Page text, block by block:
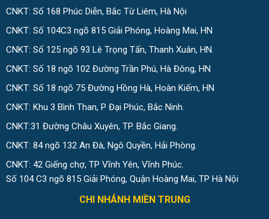
CNKT: Số 168 Phúc Diễn, Bắc Từ Liêm, Hà Nội
CNKT: Số 104C3 ngõ 815 Giải Phóng, Hoàng Mai, HN
CNKT: Số 125 ngõ 93 Lê Trọng Tấn, Thanh Xuân, HN.
CNKT: Số 18 ngõ 102 Đường Trần Phú, Hà Đông, HN
CNKT: Số 18 ngõ 75 Đường Hồng Hà, Hoàn Kiếm, HN
CNKT: Khu 3 Bình Than, P Đại Phúc, Bắc Ninh.
CNKT:31 Đường Châu Xuyên, TP. Bắc Giang.
CNKT: 84 ngõ 132 An Đà, Ngô Quyền, Hải Phòng.
CNKT: 42 Giếng chợ, TP Vĩnh Yên, Vĩnh Phúc.
Số 104 C3 ngõ 815 Giải Phóng, Quận Hoàng Mai, TP Hà Nội
CHI NHÁNH MIỀN TRUNG